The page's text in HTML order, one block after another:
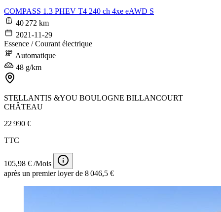
COMPASS 1.3 PHEV T4 240 ch 4xe eAWD S
40 272 km
2021-11-29
Essence / Courant électrique
Automatique
48 g/km
STELLANTIS &YOU BOULOGNE BILLANCOURT
CHÂTEAU
22 990 €
TTC
105,98 € /Mois
après un premier loyer de 8 046,5 €